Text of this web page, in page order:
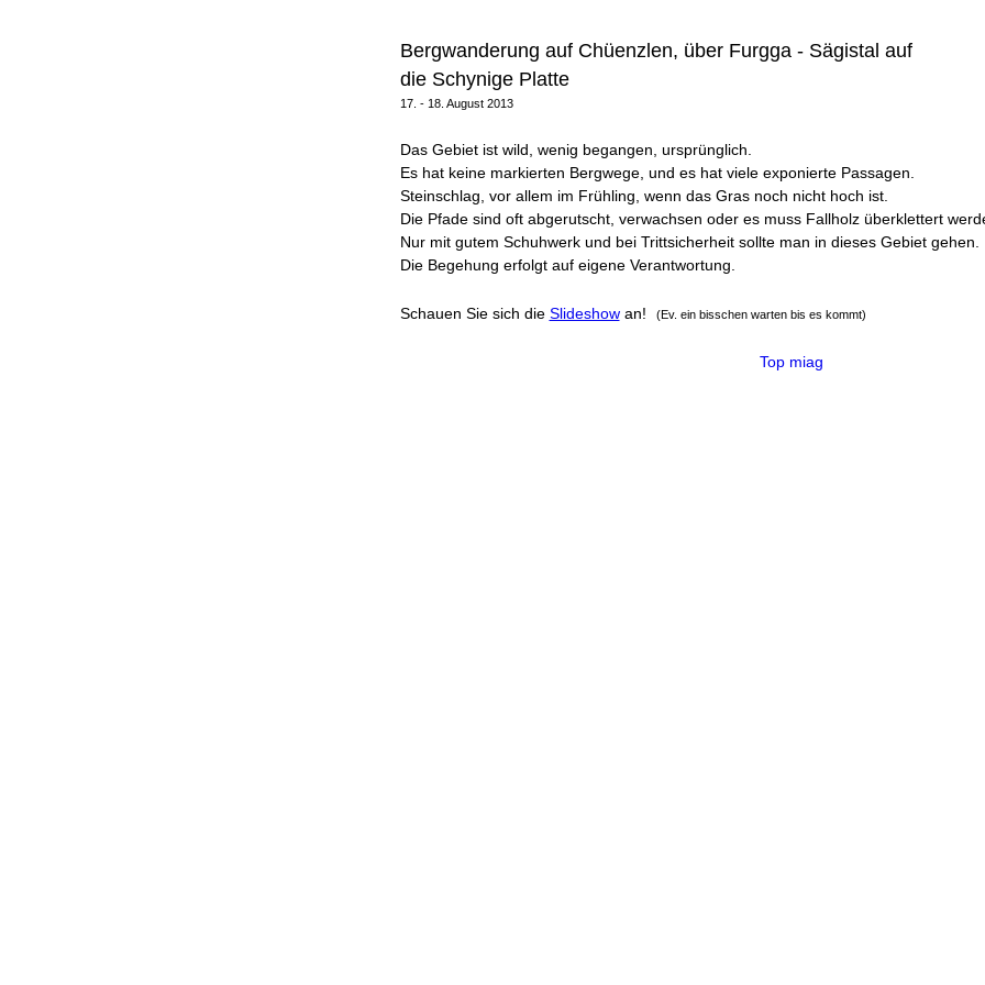
Bergwanderung auf Chüenzlen, über Furgga - Sägistal auf
die Schynige Platte
17. - 18. August 2013
Das Gebiet ist wild, wenig begangen, ursprünglich.
Es hat keine markierten Bergwege, und es hat viele exponierte Passagen.
Steinschlag, vor allem im Frühling, wenn das Gras noch nicht hoch ist.
Die Pfade sind oft abgerutscht, verwachsen oder es muss Fallholz überklettert
Nur mit gutem Schuhwerk und bei Trittsicherheit sollte man in dieses Gebiet gehen.
Die Begehung erfolgt auf eigene Verantwortung.
Schauen Sie sich die Slideshowan! (Ev. ein bisschen warten bis es kommt)
Top miag